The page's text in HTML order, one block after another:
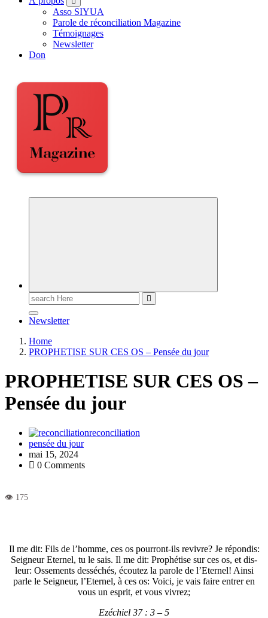
Asso SIYUA
Parole de réconciliation Magazine
Témoignages
Newsletter
Don
Newsletter
Home
PROPHETISE SUR CES OS – Pensée du jour
PROPHETISE SUR CES OS –
Pensée du jour
reconciliation
pensée du jour
mai 15, 2024
0 Comments
Il me dit: Fils de l’homme, ces os pourront-ils revivre? Je répondis:
Seigneur Eternel, tu le sais. Il me dit: Prophétise sur ces os, et dis-
leur: Ossements desséchés, écoutez la parole de l’Eternel! Ainsi
parle le Seigneur, l’Eternel, à ces os: Voici, je vais faire entrer en
vous un esprit, et vous vivrez;
Ezéchiel 37 : 3 – 5